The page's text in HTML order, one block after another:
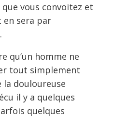
que vous convoitez et
sera par
qu’un homme ne
tout simplement
la douloureuse
il y a quelques
quelques